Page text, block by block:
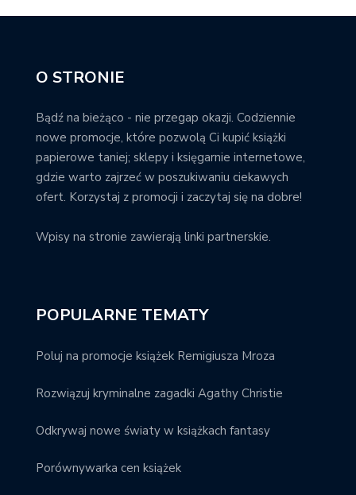
O STRONIE
Bądź na bieżąco - nie przegap okazji. Codziennie
nowe promocje, które pozwolą Ci kupić książki
papierowe taniej; sklepy i księgarnie internetowe,
gdzie warto zajrzeć w poszukiwaniu ciekawych
ofert. Korzystaj z promocji i zaczytaj się na dobre!
Wpisy na stronie zawierają linki partnerskie.
POPULARNE TEMATY
Poluj na promocje książek Remigiusza Mroza
Rozwiązuj kryminalne zagadki Agathy Christie
Odkrywaj nowe światy w książkach fantasy
Porównywarka cen książek